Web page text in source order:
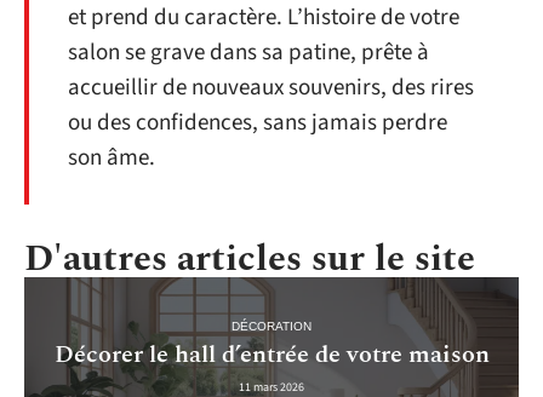
et prend du caractère. L’histoire de votre
salon se grave dans sa patine, prête à
accueillir de nouveaux souvenirs, des rires
ou des confidences, sans jamais perdre
son âme.
D'autres articles sur le site
DÉCORATION
Décorer le hall d’entrée de votre maison
11 mars 2026